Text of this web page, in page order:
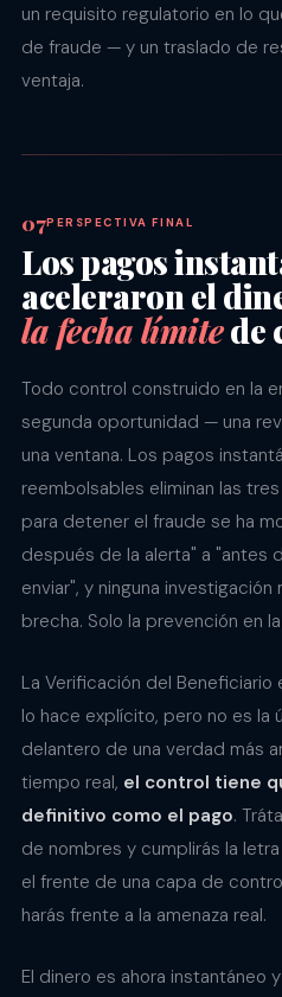
un requisito regulatorio en lo
de fraude — y un traslado de
ventaja.
PERSPECTIVA FINAL
Los pagos
aceleraron el
la fecha límitede
Todo control construido en la
segunda oportunidad — una
una ventana. Los pagos
reembolsables eliminan las
para detener el fraude se ha
después de la alerta" a "antes
enviar", y ninguna
brecha. Solo la prevención en
La Verificación del Beneficiario
lo hace explícito, pero no es la
delantero de una verdad más
tiempo real, el control tiene
definitivo como el pago.
de nombres y cumplirás la
el frente de una capa de
harás frente a la amenaza real.
El dinero es ahora instantáneo